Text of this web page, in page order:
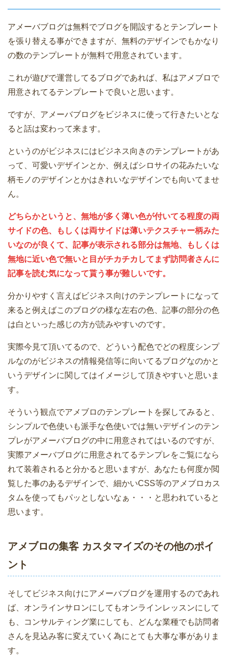
アメーバブログは無料でブログを開設するとテンプレート
を張り替える事ができますが、無料のデザインでもかなり
の数のテンプレートが無料で用意されています。
これが遊びで運営してるブログであれば、私はアメブロで
用意されてるテンプレートで良いと思います。
ですが、アメーバブログをビジネスに使って行きたいとな
ると話は変わって来ます。
というのがビジネスにはビジネス向きのテンプレートがあ
って、可愛いデザインとか、例えばシロサイの花みたいな
柄モノのデザインとかはきれいなデザインでも向いてませ
ん。
どちらかというと、無地が多く薄い色が付いてる程度の両
サイドの色、もしくは両サイドは薄いテクスチャー柄みた
いなのが良くて、記事が表示される部分は無地、もしくは
無地に近い色で無いと目がチカチカしてまず訪問者さんに
記事を読む気になって貰う事が難しいです。
分かりやすく言えばビジネス向けのテンプレートになって
来ると例えばこのブログの様な左右の色、記事の部分の色
は白といった感じの方が読みやすいのです。
実際今見て頂いてるので、どういう配色でどの程度シンプ
ルなのがビジネスの情報発信等に向いてるブログなのかと
いうデザインに関してはイメージして頂きやすいと思いま
す。
そういう観点でアメブロのテンプレートを探してみると、
シンプルで色使いも派手な色使いでは無いデザインのテン
プレがアメーバブログの中に用意されてはいるのですが、
実際アメーバブログに用意されてるテンプレをご覧になら
れて装着されると分かると思いますが、あなたも何度か閲
覧した事のあるデザインで、細かいCSS等のアメブロカス
タムを使ってもパッとしないなぁ・・・と思われていると
思います。
アメブロの集客 カスタマイズのその他のポイ
ント
そしてビジネス向けにアメーバブログを運用するのであれ
ば、オンラインサロンにしてもオンラインレッスンにして
も、コンサルティング業にしても、どんな業種でも訪問者
さんを見込み客に変えていく為にとても大事な事がありま
す。